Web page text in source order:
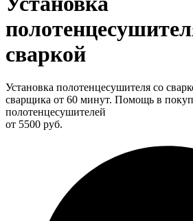
сваркой
Установка полотенцесушителя со
сварщика от 60 минут. Помощь в
полотенцесушителей
от 5500 руб.